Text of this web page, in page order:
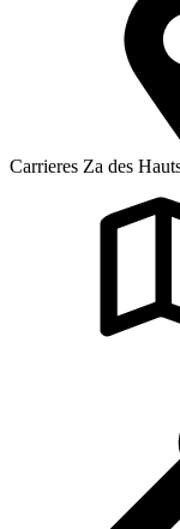
Carrieres Za des